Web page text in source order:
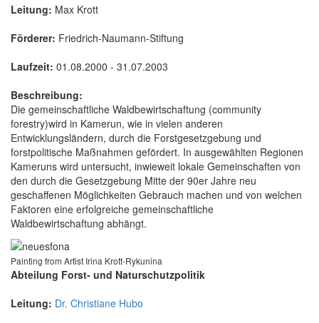
Leitung: Max Krott
Förderer: Friedrich-Naumann-Stiftung
Laufzeit: 01.08.2000 - 31.07.2003
Beschreibung:
Die gemeinschaftliche Waldbewirtschaftung (community
forestry)wird in Kamerun, wie in vielen anderen
Entwicklungsländern, durch die Forstgesetzgebung und
forstpolitische Maßnahmen gefördert. In ausgewählten Regionen
Kameruns wird untersucht, inwieweit lokale Gemeinschaften von
den durch die Gesetzgebung Mitte der 90er Jahre neu
geschaffenen Möglichkeiten Gebrauch machen und von welchen
Faktoren eine erfolgreiche gemeinschaftliche
Waldbewirtschaftung abhängt.
Painting from Artist Irina Krott-Rykunina
Abteilung Forst- und Naturschutzpolitik
Leitung: Dr. Christiane Hubo